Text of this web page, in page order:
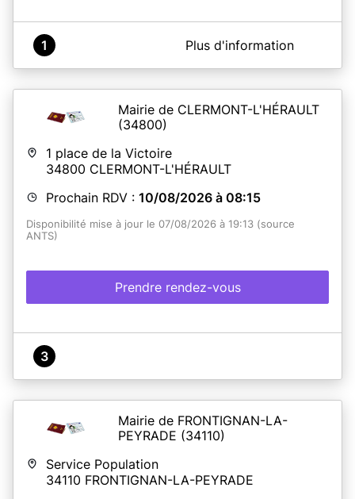
A propos de COMMUNE DE SALLES CURAN
Carte d'identité délivrée après 2014 la validité est de 15
ans (en France)- Pour les mineurs la validité est de 10
ans qu'elle que soit la date de délivrance. Il est
recommandé d'effectuer une pré-demande en ligne sur
le site ANTS (en cliquant sur le lien suivant) à défaut
vous pouvez compléter un cerfa que vous trouverez en
Mairie.
En savoir plus
1 Plus d'information
Mairie de CLERMONT-L'HÉRAULT
(34800)
1 place de la Victoire
34800 CLERMONT-L'HÉRAULT
Prochain RDV : 10/08/2026 à 08:15
Disponibilité mise à jour le 07/08/2026 à 19:13 (source
ANTS)
Prendre rendez-vous
3
Mairie de FRONTIGNAN-LA-
PEYRADE (34110)
Service Population
34110 FRONTIGNAN-LA-PEYRADE